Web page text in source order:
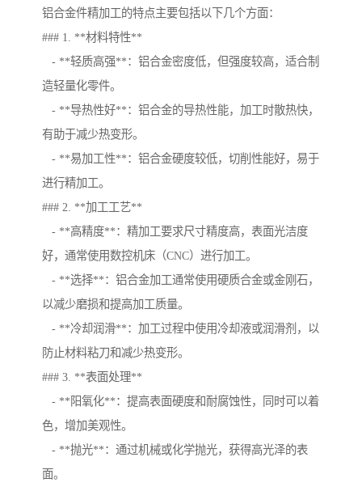
铝合金件精加工的特点主要包括以下几个方面：
### 1. **材料特性**
- **轻质高强**：铝合金密度低，但强度较高，适合制
造轻量化零件。
- **导热性好**：铝合金的导热性能，加工时散热快，
有助于减少热变形。
- **易加工性**：铝合金硬度较低，切削性能好，易于
进行精加工。
### 2. **加工工艺**
- **高精度**：精加工要求尺寸精度高，表面光洁度
好，通常使用数控机床（CNC）进行加工。
- **选择**：铝合金加工通常使用硬质合金或金刚石，
以减少磨损和提高加工质量。
- **冷却润滑**：加工过程中使用冷却液或润滑剂，以
防止材料粘刀和减少热变形。
### 3. **表面处理**
- **阳氧化**：提高表面硬度和耐腐蚀性，同时可以着
色，增加美观性。
- **抛光**：通过机械或化学抛光，获得高光泽的表
面。